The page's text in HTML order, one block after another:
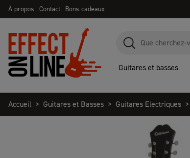
À propos Contact Bons cadeaux
Guitares et basses
Accueil Guitares et Basses Guitares Electriques